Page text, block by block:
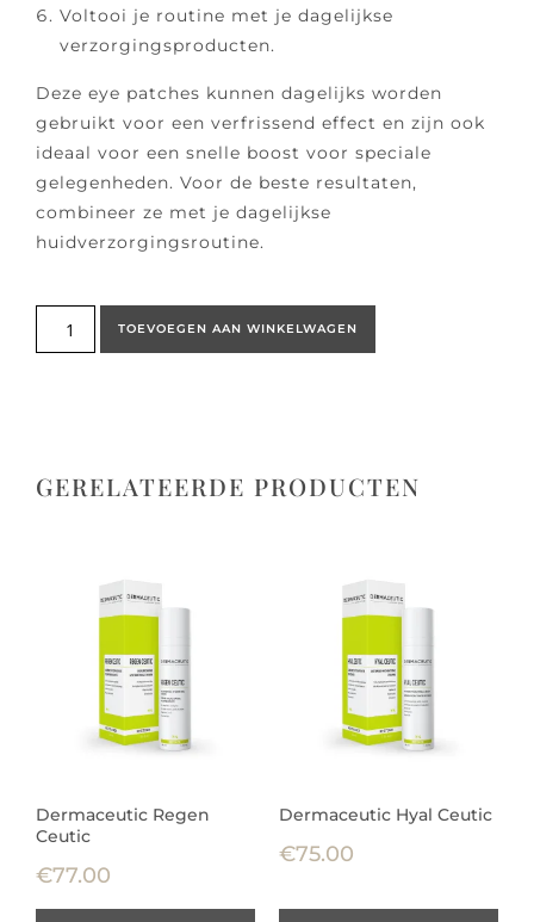
Voltooi je routine met je dagelijkse
verzorgingsproducten.
Deze eye patches kunnen dagelijks worden
gebruikt voor een verfrissend effect en zijn ook
ideaal voor een snelle boost voor speciale
gelegenheden. Voor de beste resultaten,
combineer ze met je dagelijkse
huidverzorgingsroutine.
TOEVOEGEN AAN WINKELWAGEN
GERELATEERDE PRODUCTEN
Dermaceutic Regen
Ceutic
€77.00
Dermaceutic Hyal Ceutic
€75.00